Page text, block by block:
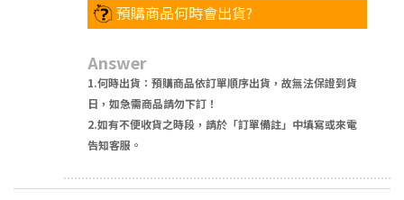
預購商品何時會出貨?
Answer
1.何時出貨：預購商品依訂單順序出貨，故無法保證到貨
日，如急需商品請勿下訂！
2.如有不便收貨之時段，請於「訂單備註」中填寫或來電
告知客服。